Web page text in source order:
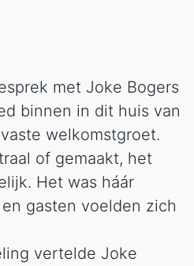
met Joke Bogers
binnen in dit huis van
welkomstgroet.
of gemaakt, het
Het was háár
gasten voelden zich
vertelde Joke